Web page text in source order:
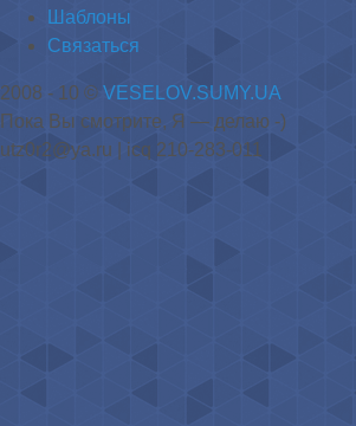
Шаблоны
Связаться
2008 - 10 © VESELOV.SUMY.UA
Пока Вы смотрите, Я — делаю -)
utz0r2@ya.ru | icq 210-283-011